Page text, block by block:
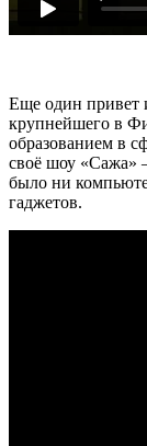
Еще один привет
крупнейшего в
образованием в
своё шоу «Сажа»
было ни
гаджетов.